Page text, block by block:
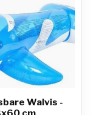
Walvis -